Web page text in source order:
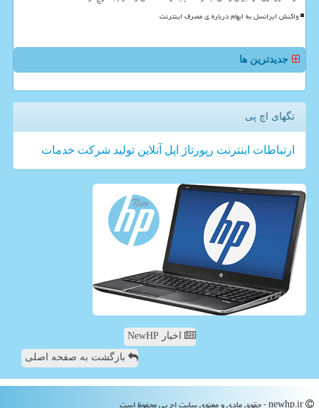
واکنش ایرانسل به ابهام درباره ی مصرف اینترنت
جدیدترین ها
تگهای اچ پی
ارتباطات اینترنت رپورتاژ اپل آنلاین تولید شركت خدمات
اخبار NewHP
بازگشت به صفحه اصلی